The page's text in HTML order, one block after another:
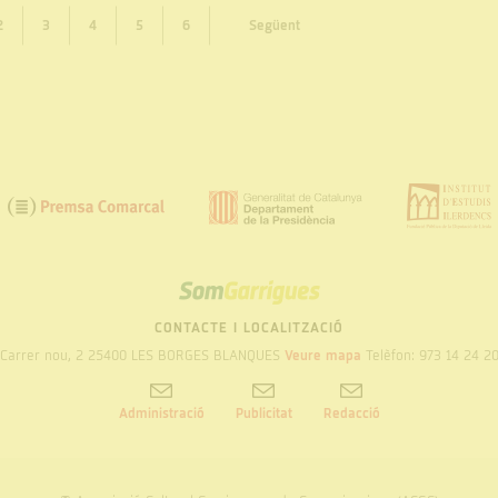
3 4 5 6 Següent
SOM
GARRIGUES
CONTACTE I LOCALITZACIÓ
Carrer nou, 2 25400 LES BORGES BLANQUES Veure mapa Telèfon: 973 14 24 20
Administració Publicitat Redacció